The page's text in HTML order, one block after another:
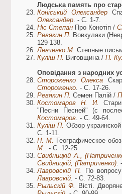
Людська память про
Коніський Олександер
Олександер . - С. 1-7.
Ніс Степан Про Конотіп /
Ревякин П. Вовкулаки
129-138.
Левченко М. Степные
Куліш П. Виговщина / П.
Оповідання з народних
Стороженко Олекса
Стороженко . - С. 17-26.
Ревякин П. Семен Палій /
Костомаров Н. И.
"Песни Песней" (с
Костомаров . - С. 49-64.
Куліш П. Обзор
С. 1-11.
Н. М.
Географическое
М.
. - С. 12-25.
Свидницкій А.,
Свидницкій, (Патриченко)
Лавровскій П.
По
Лавровскій . - С. 72-83.
Рыльскій Ф.
Вісті.